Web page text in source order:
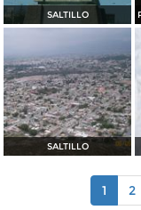
SALTILLO
SALTILLO
1 2